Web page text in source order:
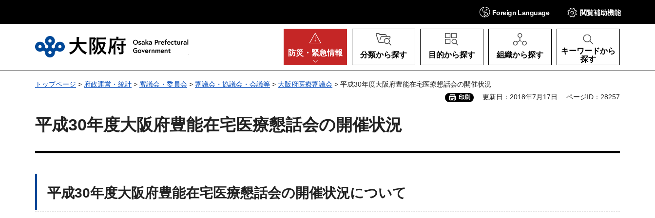
Foreign Language 閲覧補助機能
防災・ 緊急情報 分類から探す 目的から探す 組織から探す
キーワードから
探す
トップページ > 府政運営・統計 > 審議会・委員会 > 審議会・協議会・会議等 > 大阪府医療審議会 > 平成30年度大阪府豊能在宅医療懇話会の開催状況
印刷 更新日：2018年7月17日 ページID：28257
平成30年度大阪府豊能在宅医療懇話会の開催状況
平成30年度大阪府豊能在宅医療懇話会の開催状況について